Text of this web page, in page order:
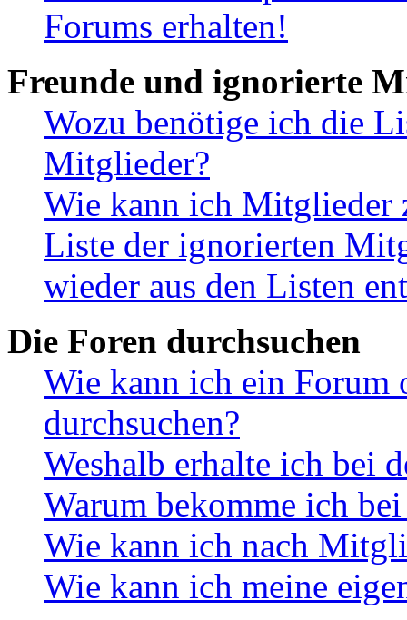
Forums erhalten!
Freunde und ignorierte
Wozu benötige ich die
Mitglieder?
Wie kann ich Mitglieder
Liste der ignorierten
wieder aus den Listen
Die Foren durchsuchen
Wie kann ich ein Forum
durchsuchen?
Weshalb erhalte ich bei
Warum bekomme ich
Wie kann ich nach
Wie kann ich meine